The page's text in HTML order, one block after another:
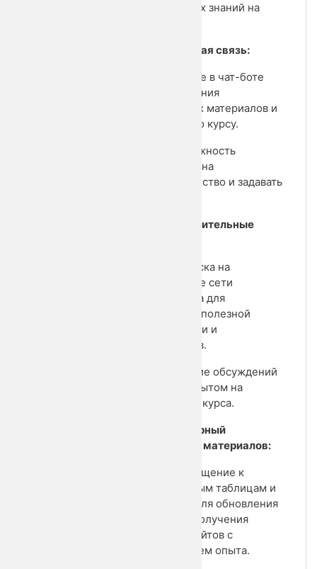
полученных знаний на
4. Обратная связь:
• Участие в чат-боте
для получения
бесплатных материалов и
общения по курсу.
• Возможность
записаться на
наставничество и задавать
5. Дополнительные
• Подписка на
социальные сети
Александра для
получения полезной
информации и
материалов.
• Ведение обсуждений
и обмен опытом на
платформе курса.
6. Регулярный
пересмотр материалов:
• Возвращение к
заполненным таблицам и
тетрадям для обновления
данных и получения
новых инсайтов с
накоплением опыта.